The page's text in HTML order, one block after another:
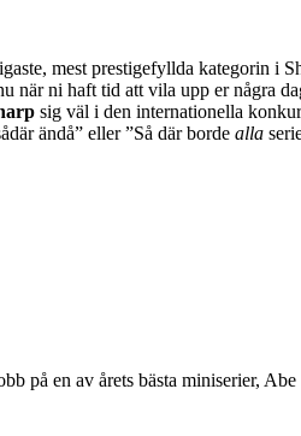
mest prestigefyllda kategorin i
när ni haft tid att vila upp er några
sig väl i den internationella
ändå” eller ”Så där borde alla
på en av årets bästa miniserier,